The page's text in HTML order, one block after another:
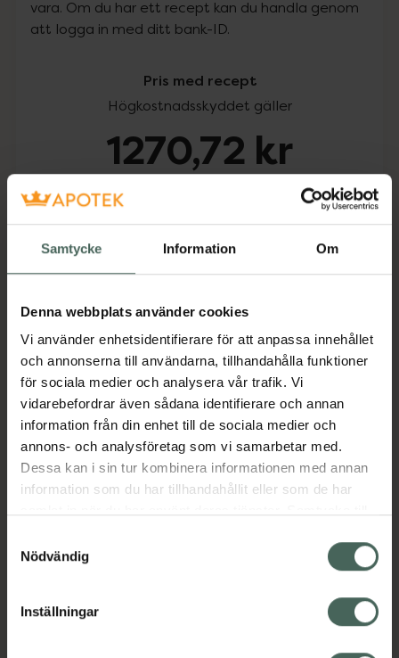
Samtycke Information Om
Denna webbplats använder cookies
Vi använder enhetsidentifierare för att anpassa innehållet
och annonserna till användarna, tillhandahålla funktioner
för sociala medier och analysera vår trafik. Vi
vidarebefordrar även sådana identifierare och annan
information från din enhet till de sociala medier och
annons- och analysföretag som vi samarbetar med.
Dessa kan i sin tur kombinera informationen med annan
information som du har tillhandahållit eller som de har
återkalla ditt samtycke via webbplatsens
cookieinställningar. Ett återkallat samtycke påverkar inte
lagligheten av behandling som skett innan återkallelsen.
Nödvändig
Inställningar
vara. Om du har ett recept kan du handla genom
att logga in med ditt bank-ID.
Pris med recept
Högkostnadsskyddet gäller
1270,72 kr
Köp via ditt recept
Beskrivning Dölj
Läs alltid bipacksedeln innan
användning.
EAN:07046265599579
Visa